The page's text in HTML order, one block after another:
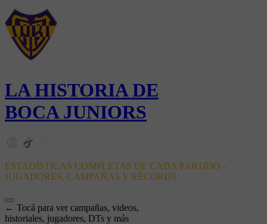
LA HISTORIA DE
BOCA JUNIORS
ESTADÍSTICAS COMPLETAS DE CADA PARTIDO -
JUGADORES, CAMPAÑAS Y RÉCORDS
← Tocá para ver campañas, videos,
historiales, jugadores, DTs y más